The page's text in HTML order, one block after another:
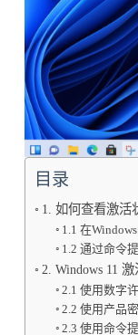
目录
1. 如何查看激活
1.1 在
1.2 通过命令
2. Windows 11
2.1 使用数字
2.2 使用产品
2.3 使用命令